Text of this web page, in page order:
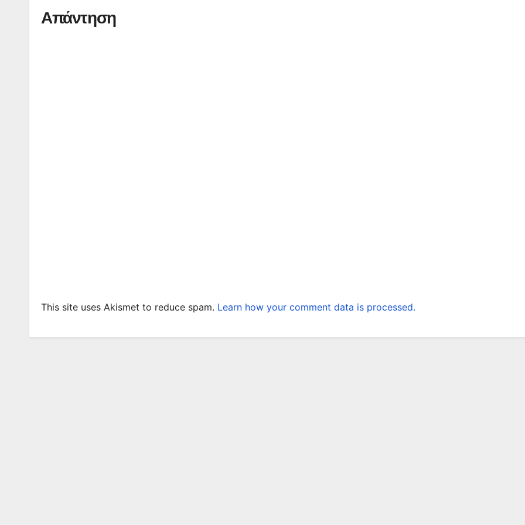
Απάντηση
This site uses Akismet to reduce spam. Learn how your comment data is processed.